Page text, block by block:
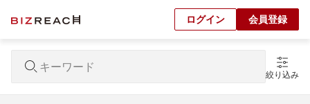
ログイン 会員登録
絞り込み